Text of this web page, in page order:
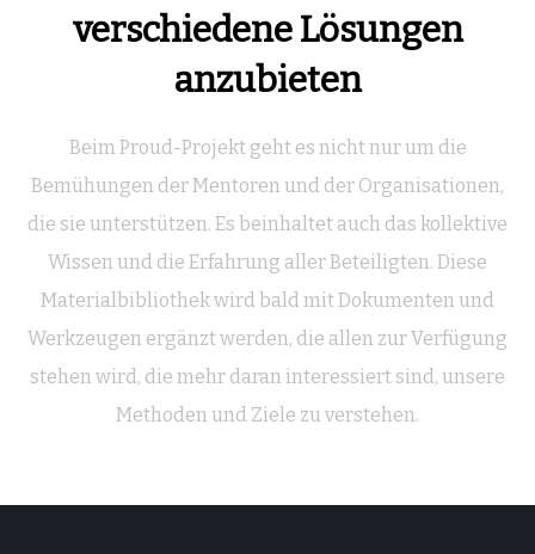
verschiedene Lösungen
anzubieten
Beim Proud-Projekt geht es nicht nur um die
Bemühungen der Mentoren und der Organisationen,
die sie unterstützen. Es beinhaltet auch das kollektive
Wissen und die Erfahrung aller Beteiligten. Diese
Materialbibliothek wird bald mit Dokumenten und
Werkzeugen ergänzt werden, die allen zur Verfügung
stehen wird, die mehr daran interessiert sind, unsere
Methoden und Ziele zu verstehen.